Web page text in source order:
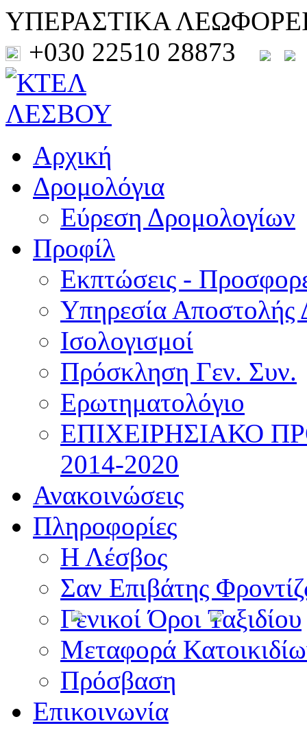
ΥΠΕΡΑΣΤΙΚΑ
+030 22510 28873
Αρχική
Δρομολόγια
Εύρεση Δρομολογίων
Προφίλ
Εκπτώσεις -
Υπηρεσία Αποστολής
Ισολογισμοί
Πρόσκληση Γεν. Συν.
Ερωτηματολόγιο
ΕΠΙΧΕΙΡΗΣΙΑΚΟ
2014-2020
Ανακοινώσεις
Πληροφορίες
Η Λέσβος
Σαν Επιβάτης
Γενικοί Όροι Ταξιδίου
Μεταφορά
Πρόσβαση
Επικοινωνία